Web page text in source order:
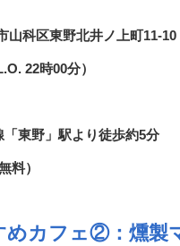
山科区東野北井ノ上町11-10
22時00分）
東野」駅より徒歩約5分
料）
めカフェ②：燻製